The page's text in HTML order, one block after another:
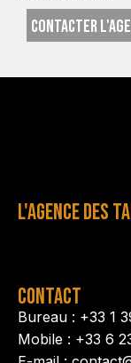
CONTACTER
L'AGENCE DES
CONTACT
Bureau : +33 1
Mobile : +33 6